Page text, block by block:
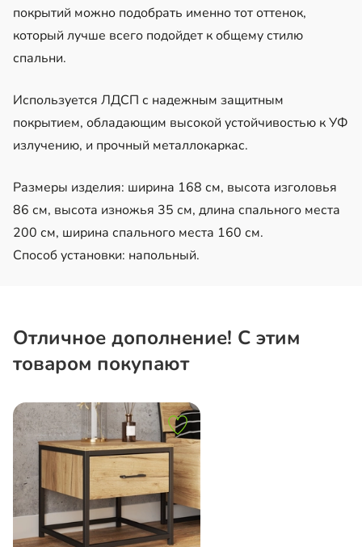
покрытий можно подобрать именно тот оттенок,
который лучше всего подойдет к общему стилю
спальни.
Используется ЛДСП с надежным защитным
покрытием, обладающим высокой устойчивостью к УФ
излучению, и прочный металлокаркас.
Размеры изделия: ширина 168 см, высота изголовья
86 см, высота изножья 35 см, длина спального места
200 см, ширина спального места 160 см.
Способ установки: напольный.
Отличное дополнение! С этим
товаром покупают